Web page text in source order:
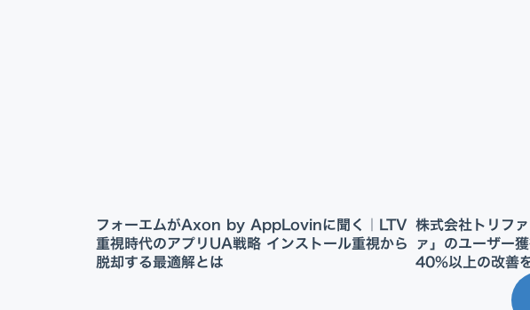
フォーエムがAxon by AppLovinに聞く｜LTV
重視時代のアプリUA戦略 インストール重視から
脱却する最適解とは
株式会社トリフ
ァ」のユーザー
40%以上の改善